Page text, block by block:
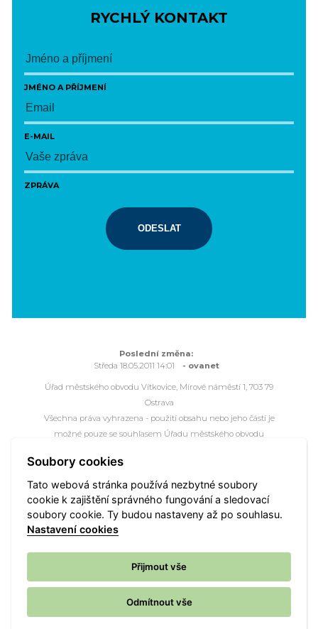
RYCHLÝ KONTAKT
JMÉNO A PŘÍJMENÍ
E-MAIL
ZPRÁVA
ODESLAT
Poslední změna:
Středa 18.05.2011 14:01
- ovanet
Úřad městského obvodu Vítkovice, Mírové náměstí 1, 703 79
Ostrava
Všechna práva vyhrazena - použití obsahu nebo jeho částí je
možné pouze se souhlasem Úřadu městského obvodu
Webové stránky jsou ve správě společnosti
Mapa portálu Přístupnost Kontakt Webmaster
Vyhledat Nastavení cookies
Soubory cookies
Tato webová stránka používá nezbytné soubory
cookie k zajištění správného fungování a sledovací
soubory cookie. Ty budou nastaveny až po souhlasu.
Nastavení cookies
Přijmout vše
Odmítnout vše